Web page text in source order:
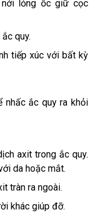
lỏng ốc giữ cọc
quy.
tiếp xúc với bất kỳ
nhấc ắc quy ra khỏi
axit trong ắc quy.
da hoặc mắt.
tràn ra ngoài.
khác giúp đỡ.